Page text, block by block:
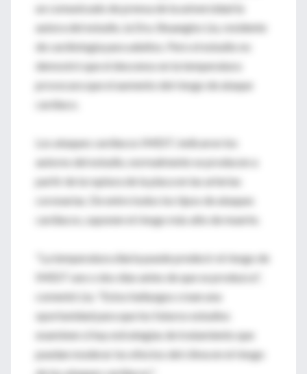
un comunicado de prensa de la universidad la
autora del estudio, la Dra. Shuangbo Liu, residente
de cardiología para adultos. Pero el estudio no
demostró que el descenso en la temperatura
provocara que el aumento del riesgo de ataque
cardiaco.
Los ataques cardiacos IMEST, indicaron los
autores del estudio, normalmente se producen a
partir de la ruptura de la placa en las arterias
coronarias. De entre todos los tipos de ataques
cardiacos, suponen el riesgo más alto de muerte.
"La temperatura diaria puede predecir el riesgo de
IMEST uno o dos días antes de que se produzca",
comentó Liu. "Estos hallazgos crean una
oportunidad para que los futuros estudios
examinen si hay estrategias de tratamiento que
puedan moderar los efectos del clima en el riesgo